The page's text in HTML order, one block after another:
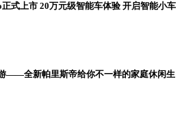
式上市 20万元级智能车体验 开启智能小车
——全新帕里斯帝给你不一样的家庭休闲生